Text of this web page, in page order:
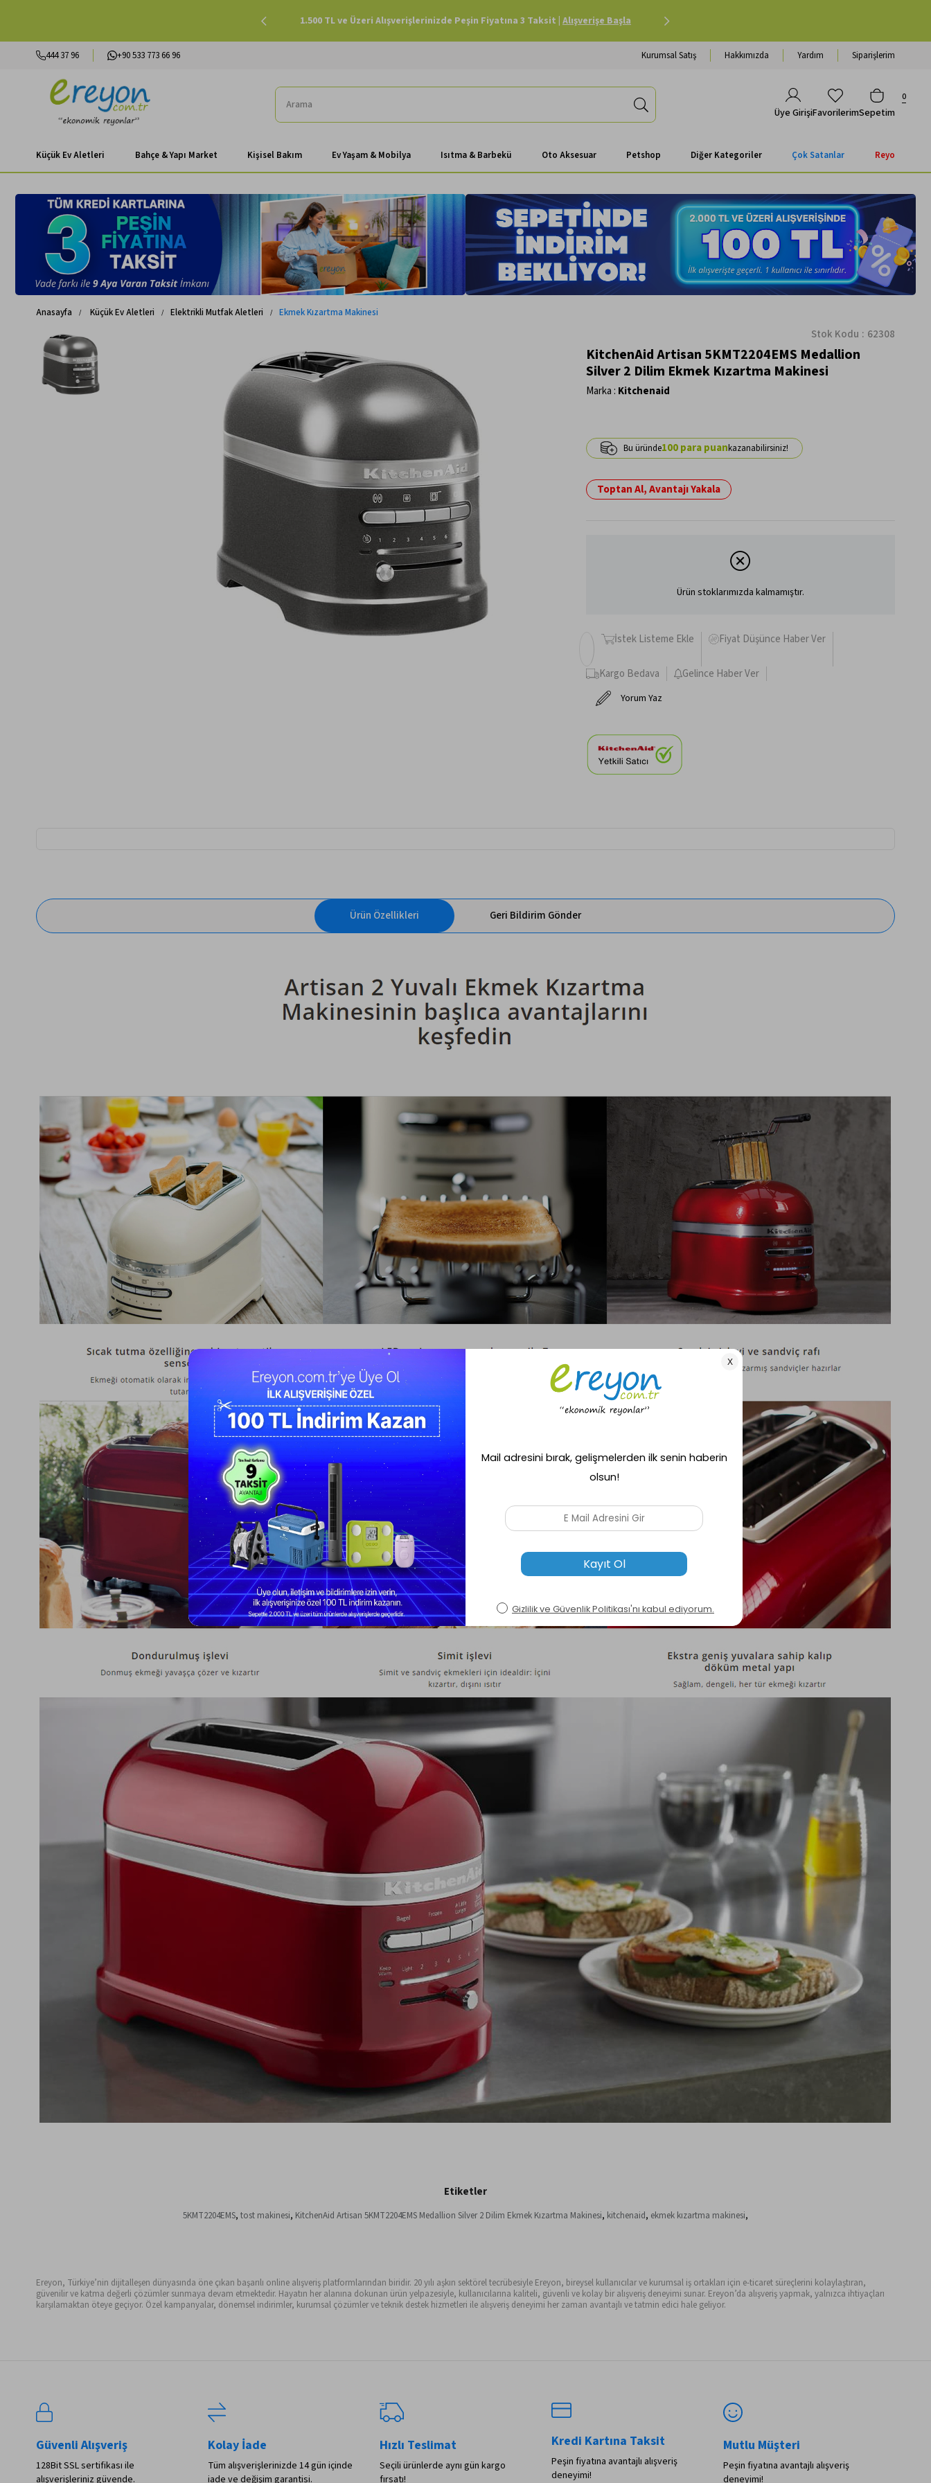
Havale Ödemenizde Sepette Ekstra %3 İndirim |Alışverişe Başla
444 37 96 +90 533 773 66 96 Kurumsal Satış Hakkımızda Yardım Siparişlerim
Üye GirişiFavorilerimSepetim
0
Küçük Ev Aletleri Bahçe & Yapı Market Kişisel Bakım Ev Yaşam & Mobilya Isıtma & Barbekü Oto Aksesuar Petshop Diğer Kategoriler Çok Satanlar Reyo
Anasayfa Küçük Ev Aletleri Elektrikli Mutfak Aletleri Ekmek Kızartma Makinesi
Stok Kodu 62308
KitchenAid Artisan 5KMT2204EMS Medallion
Silver 2 Dilim Ekmek Kızartma Makinesi
Marka : Kitchenaid
100
Toptan Al, Avantajı Yakala
Ürün stoklarımızda kalmamıştır.
İstek Listeme Ekle Fiyat Düşünce Haber Ver
Kargo Bedava Gelince Haber Ver
Yorum Yaz
Ürün Özellikleri Geri Bildirim Gönder
Etiketler
5KMT2204EMS, tost makinesi, KitchenAid Artisan 5KMT2204EMS Medallion Silver 2 Dilim Ekmek Kızartma Makinesi, kitchenaid, ekmek kızartma makinesi,
Ereyon, Türkiye’nin dijitalleşen dünyasında öne çıkan başarılı online alışveriş platformlarından biridir. 20 yılı aşkın sektörel tecrübesiyle Ereyon, bireysel kullanıcılar ve kurumsal iş ortakları için e-ticaret süreçlerini kolaylaştıran,
güvenilir ve katma değerli çözümler sunmaya devam etmektedir. Hayatın her alanına dokunan ürün yelpazesiyle, kullanıcılarına kaliteli, güvenli ve kolay bir alışveriş deneyimi sunar. Ereyon’da alışveriş yapmak, yalnızca ihtiyaçları
karşılamaktan öteye geçiyor. Özel kampanyalar, dönemsel indirimler, kurumsal çözümler ve teknik destek hizmetleri ile alışveriş deneyimi her zaman avantajlı ve tatmin edici hale geliyor.
Güvenli Alışveriş
128Bit SSL sertifikası ile
alışverişleriniz güvende.
Kolay İade
Tüm alışverişlerinizde 14 gün içinde
iade ve değişim garantisi.
Hızlı Teslimat
Seçili ürünlerde aynı gün kargo
fırsatı!
Kredi Kartına Taksit
Peşin fiyatına avantajlı alışveriş
deneyimi!
Mutlu Müşteri
Peşin fiyatına avantajlı alışveriş
deneyimi!